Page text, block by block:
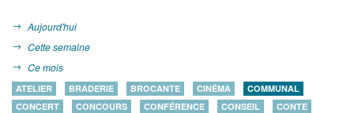
Aujourd'hui
Cette semaine
Ce mois
ATELIER BRADERIE BROCANTE CINÉMA
COMMUNAL
CONCERT
CONCOURS CONFÉRENCE CONSEIL
CONTE